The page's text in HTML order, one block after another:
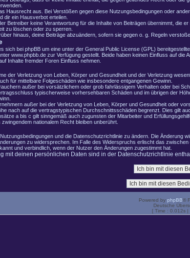
Hausrecht aus. Bei Verstößen gegen diese Nutzungsbedingungen oder
dir ein Hausverbot erteilen.
Betreiber keine Verantwortung für die Inhalte von Beiträgen übernimmt, die
zu löschen oder zu sperren.
hinaus, deine Beiträge abzuändern, sofern sie gegen o. g. Regeln
sich bei phpBB um eine unter der General Public License (GPL)
www.phpbb.de zur Verfügung gestellt. Beide haben keinen Einfluss auf
Inhalte fremder Foren Einfluss nehmen.
der Verletzung von Leben, Körper und Gesundheit und der Verletzung
für mittelbare Folgeschäden wie insbesondere entgangenen Gewinn.
außer bei vorsätzlichem oder grob fahrlässigem Verhalten oder bei
typischerweise vorhersehbaren Schäden und im übrigen der
außer bei der Verletzung von Leben, Körper und Gesundheit oder
nach auf die vertragstypischen Durchschnittsschäden begrenzt. Dies gilt
a bis c gilt sinngemäß auch zugunsten der Mitarbeiter und
nationalem Recht bleiben unberührt.
und die Datenschutzrichtlinie zu ändern. Die Änderung
zu widersprechen. Im Falle des Widerspruchs erlischt das
und verbindlich, wenn der Nutzer den Änderungen zugestimmt hat.
mit deinen persönlichen Daten sind in der Datenschutzrichtlinie
Powered by phpBB®
Deutsche
[ Time : 0.012s |